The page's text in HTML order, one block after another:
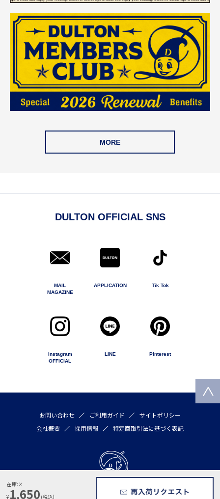
¥ 1,650 (税込)
MORE
DULTON OFFICIAL SNS
MAIL
MAGAZINE
APPLICATION Tik Tok
Instagram
OFFICIAL
LINE Pinterest
お問い合わせ ご利用ガイド
サイトポリシー
会社概要
採用情報 特定商取引法に基づく表記
Copyright © 2020 by DULTON COMPANY LIMITED All rights reserved